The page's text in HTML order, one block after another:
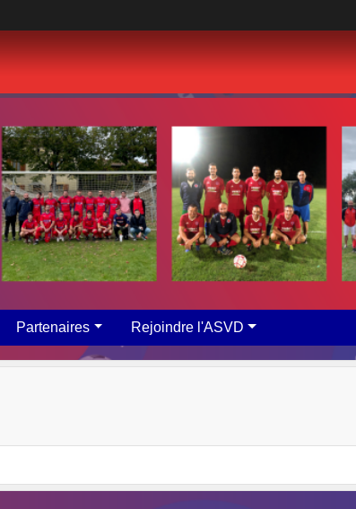
Partenaires Rejoindre l'ASVD